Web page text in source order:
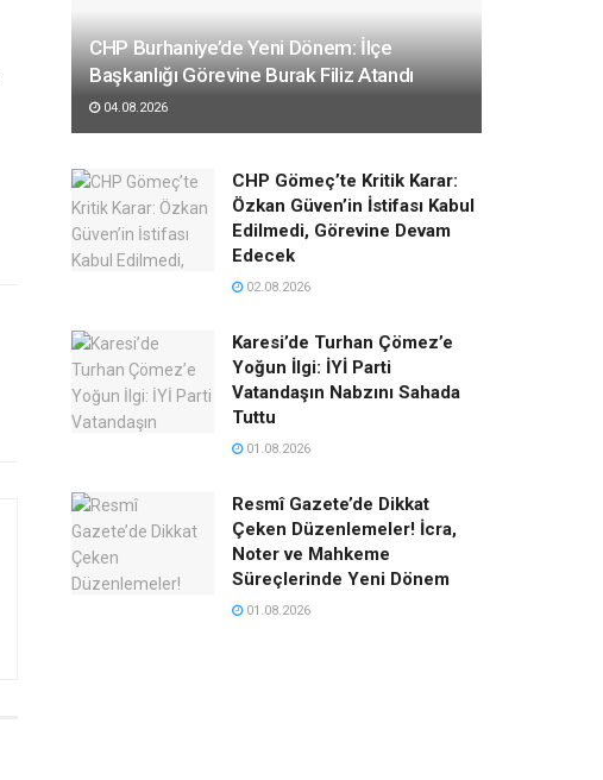
CHP Burhaniye’de Yeni Dönem: İlçe
Başkanlığı Görevine Burak Filiz Atandı
04.08.2026
CHP Gömeç’te Kritik Karar:
Özkan Güven’in İstifası Kabul
Edilmedi, Görevine Devam
Edecek
02.08.2026
Karesi’de Turhan Çömez’e
Yoğun İlgi: İYİ Parti
Vatandaşın Nabzını Sahada
Tuttu
01.08.2026
Resmî Gazete’de Dikkat
Çeken Düzenlemeler! İcra,
Noter ve Mahkeme
Süreçlerinde Yeni Dönem
01.08.2026